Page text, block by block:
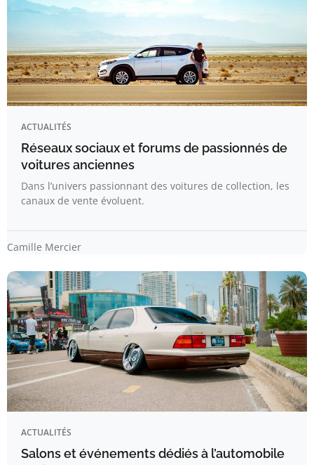
ACTUALITÉS
Réseaux sociaux et forums de passionnés de
voitures anciennes
Dans l’univers passionnant des voitures de collection, les
canaux de vente évoluent.
Camille Mercier
ACTUALITÉS
Salons et événements dédiés à l’automobile